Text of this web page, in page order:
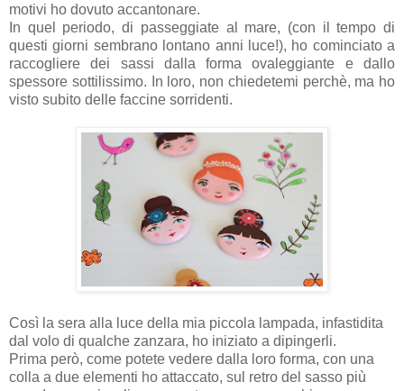
motivi ho dovuto accantonare.
In quel periodo, di passeggiate al mare, (con il tempo di
questi giorni sembrano lontano anni luce!), ho cominciato a
raccogliere dei sassi dalla forma ovaleggiante e dallo
spessore sottilissimo. In loro, non chiedetemi perchè, ma ho
visto subito delle faccine sorridenti.
Così la sera alla luce della mia piccola lampada, infastidita
dal volo di qualche zanzara, ho iniziato a dipingerli.
Prima però, come potete vedere dalla loro forma, con una
colla a due elementi ho attaccato, sul retro del sasso più